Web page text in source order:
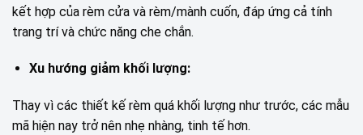
kết hợp của rèm cửa và rèm/mành cuốn, đáp ứng cả tính
trang trí và chức năng che chắn.
Xu hướng giảm khối lượng:
Thay vì các thiết kế rèm quá khối lượng như trước, các mẫu
mã hiện nay trở nên nhẹ nhàng, tinh tế hơn.